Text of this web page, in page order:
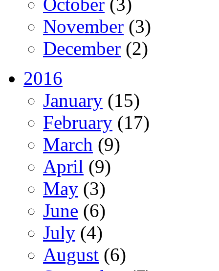
November (3)
December (2)
2016
January (15)
February (17)
March (9)
April (9)
May (3)
June (6)
July (4)
August (6)